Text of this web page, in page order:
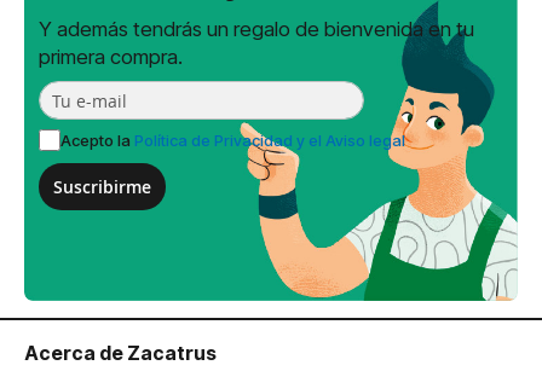
Y además tendrás un regalo de bienvenida en tu
primera compra.
Acepto la Política de Privacidad y el Aviso legal
Suscribirme
Acerca de Zacatrus